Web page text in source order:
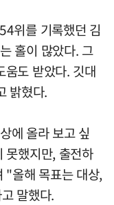
위를 기록했던 김
홀이 많았다. 그
도 받았다. 깃대
밝혔다.
에 올라 보고 싶
못했지만, 출전하
"올해 목표는 대상,
말했다.